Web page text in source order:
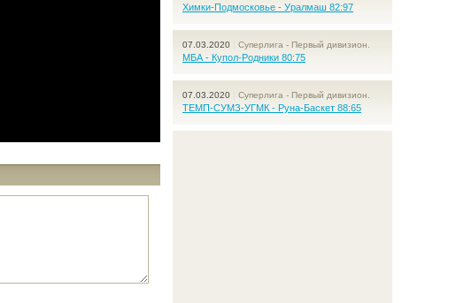
Химки-Подмосковье - Уралмаш 82:97
07.03.2020 Суперлига - Первый дивизион.
МБА - Купол-Родники 80:75
07.03.2020 Суперлига - Первый дивизион.
ТЕМП-СУМЗ-УГМК - Руна-Баскет 88:65